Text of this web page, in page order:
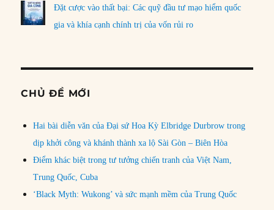
Đặt cược vào thất bại: Các quỹ đầu tư mạo hiểm quốc
gia và khía cạnh chính trị của vốn rủi ro
CHỦ ĐỀ MỚI
Hai bài diễn văn của Đại sứ Hoa Kỳ Elbridge Durbrow trong
dịp khởi công và khánh thành xa lộ Sài Gòn – Biên Hòa
Điểm khác biệt trong tư tưởng chiến tranh của Việt Nam,
Trung Quốc, Cuba
‘Black Myth: Wukong’ và sức mạnh mềm của Trung Quốc